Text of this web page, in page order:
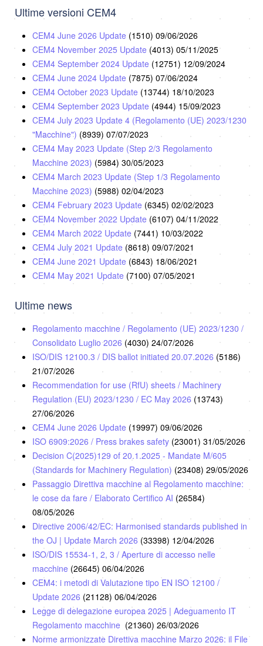
Ultime versioni CEM4
CEM4 June 2026 Update (1510) 09/06/2026
CEM4 November 2025 Update (4013) 05/11/2025
CEM4 September 2024 Update (12751) 12/09/2024
CEM4 June 2024 Update (7875) 07/06/2024
CEM4 October 2023 Update (13744) 18/10/2023
CEM4 September 2023 Update (4944) 15/09/2023
CEM4 July 2023 Update 4 (Regolamento (UE) 2023/1230
"Macchine") (8939) 07/07/2023
CEM4 May 2023 Update (Step 2/3 Regolamento
Macchine 2023) (5984) 30/05/2023
CEM4 March 2023 Update (Step 1/3 Regolamento
Macchine 2023) (5988) 02/04/2023
CEM4 February 2023 Update (6345) 02/02/2023
CEM4 November 2022 Update (6107) 04/11/2022
CEM4 March 2022 Update (7441) 10/03/2022
CEM4 July 2021 Update (8618) 09/07/2021
CEM4 June 2021 Update (6843) 18/06/2021
CEM4 May 2021 Update (7100) 07/05/2021
Ultime news
Regolamento macchine / Regolamento (UE) 2023/1230 /
Consolidato Luglio 2026 (4030) 24/07/2026
ISO/DIS 12100.3 / DIS ballot initiated 20.07.2026 (5186)
21/07/2026
Recommendation for use (RfU) sheets / Machinery
Regulation (EU) 2023/1230 / EC May 2026 (13743)
27/06/2026
CEM4 June 2026 Update (19997) 09/06/2026
ISO 6909:2026 / Press brakes safety (23001) 31/05/2026
Decision C(2025)129 of 20.1.2025 - Mandate M/605
(Standards for Machinery Regulation) (23408) 29/05/2026
Passaggio Direttiva macchine al Regolamento macchine:
le cose da fare / Elaborato Certifico AI (26584)
08/05/2026
Directive 2006/42/EC: Harmonised standards published in
the OJ | Update March 2026 (33398) 12/04/2026
ISO/DIS 15534-1, 2, 3 / Aperture di accesso nelle
macchine (26645) 06/04/2026
CEM4: i metodi di Valutazione tipo EN ISO 12100 /
Update 2026 (21128) 06/04/2026
Legge di delegazione europea 2025 | Adeguamento IT
Regolamento macchine (21360) 26/03/2026
Norme armonizzate Direttiva macchine Marzo 2026: il File